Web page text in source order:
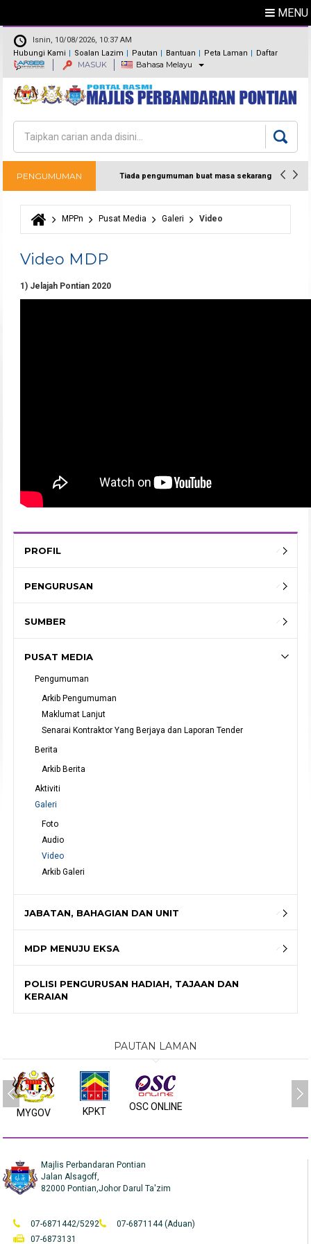
MENU
Isnin, 10/08/2026, 10:37 AM
Hubungi Kami
Direktori
Soalan Lazim Pautan Bantuan Peta Laman Daftar
MASUK Bahasa Melayu
Borang carian
PENGUMUMAN Tiada pengumuman buat masa sekarang
Anda di sini
MPPn Pusat Media Galeri Video
Video MDP
1) Jelajah Pontian 2020
PROFIL
PENGURUSAN
SUMBER
PUSAT MEDIA
Pengumuman
Arkib Pengumuman
Maklumat Lanjut
Senarai Kontraktor Yang Berjaya dan Laporan Tender
Berita
Arkib Berita
Aktiviti
Galeri
Foto
Audio
Video
Arkib Galeri
JABATAN, BAHAGIAN DAN UNIT
MDP MENUJU EKSA
POLISI PENGURUSAN HADIAH, TAJAAN DAN
KERAIAN
PAUTAN LAMAN
MYGOV KPKT OSC ONLINE
Majlis Perbandaran Pontian
Jalan Alsagoff,
82000 Pontian,Johor Darul Ta'zim
07-6871442/5292
07-6871144 (Aduan)
07-6873131